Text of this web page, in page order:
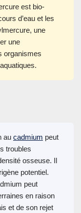
est bio-
d’eau et les
une
une
organismes
au cadmium peut
troubles
osseuse. Il
potentiel.
peut
en raison
et de son rejet